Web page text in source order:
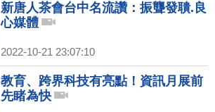
新唐人茶會台中名流讚：振聾發聵.良
心媒體
2022-10-21 23:07:10
教育、跨界科技有亮點！資訊月展前
先睹為快